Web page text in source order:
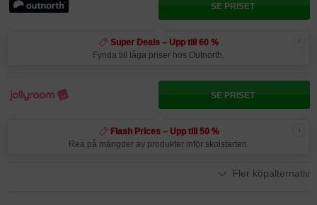
SE PRISET
i
Super Deals – Upp till 60 %
Fynda till låga priser hos Outnorth.
SE PRISET
i
Flash Prices – Upp till 50 %
Rea på mängder av produkter inför skolstarten.
Fler köpalternativ